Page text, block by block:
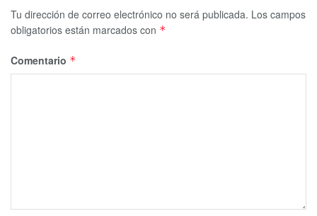
Tu dirección de correo electrónico no será publicada. Los campos
obligatorios están marcados con *
Comentario *